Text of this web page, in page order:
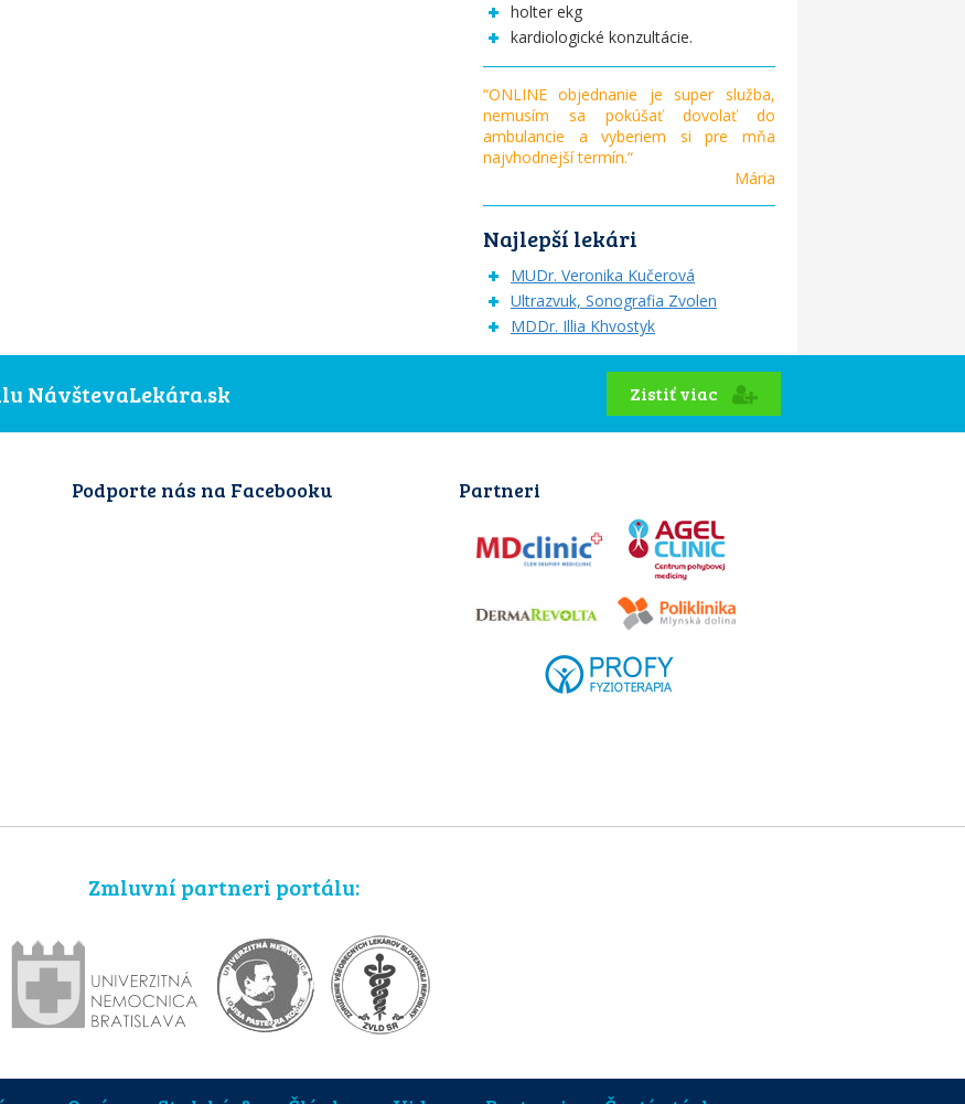
holter ekg
kardiologické konzultácie.
“ONLINE objednanie je super služba,
nemusím sa pokúšať dovolať do
ambulancie a vyberiem si pre mňa
najvhodnejší termín.“
Mária
Najlepší lekári
MUDr. Veronika Kučerová
Ultrazvuk, Sonografia Zvolen
MDDr. Illia Khvostyk
NávštevaLekára.sk Zistiť viac
Podporte nás na Facebooku Partneri
Zmluvní partneri portálu: